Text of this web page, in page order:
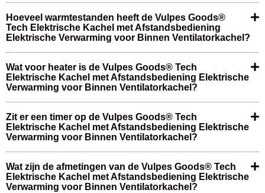
Hoeveel warmtestanden heeft de Vulpes Goods®
Tech Elektrische Kachel met Afstandsbediening
Elektrische Verwarming voor Binnen Ventilatorkachel?
Wat voor heater is de Vulpes Goods® Tech
Elektrische Kachel met Afstandsbediening Elektrische
Verwarming voor Binnen Ventilatorkachel?
Zit er een timer op de Vulpes Goods® Tech
Elektrische Kachel met Afstandsbediening Elektrische
Verwarming voor Binnen Ventilatorkachel?
Wat zijn de afmetingen van de Vulpes Goods® Tech
Elektrische Kachel met Afstandsbediening Elektrische
Verwarming voor Binnen Ventilatorkachel?